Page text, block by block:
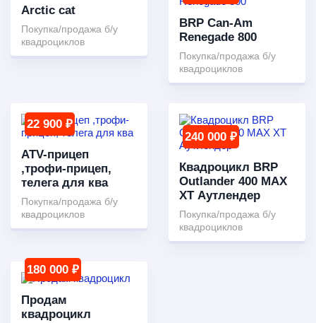
Arctic cat
Покупка/продажа б/у
квадроциклов
BRP Can-Am
Renegade 800
Покупка/продажа б/у
квадроциклов
22 900 ₽
ATV-прицеп
,трофи-прицеп,
телега для ква
Покупка/продажа б/у
квадроциклов
240 000 ₽
Квадроцикл BRP
Outlander 400 MAX
XT Аутлендер
Покупка/продажа б/у
квадроциклов
180 000 ₽
Продам
квадроцикл